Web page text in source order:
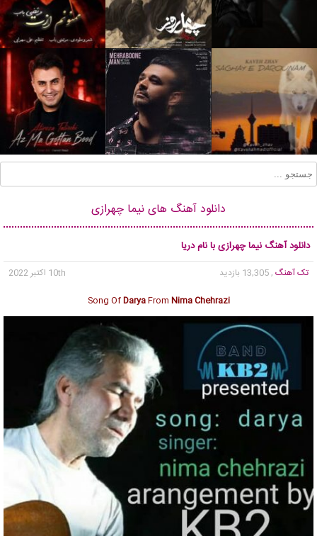
دانلود آهنگ های نیما چهرازی
دانلود آهنگ نیما چهرازی با نام دریا
تک آهنگ , 13,305 بازدید
10th اکتبر 2022
Song OfDaryaFrom Nima Chehrazi